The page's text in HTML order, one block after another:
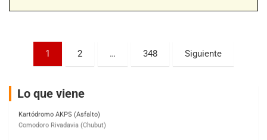
Paginación
entradas
1 2 … 348 Siguiente
Lo que viene
Kartódromo AKPS (Asfalto)
Complejo Valentín Lauret (Tierra)
ENTRERRIANO - F6